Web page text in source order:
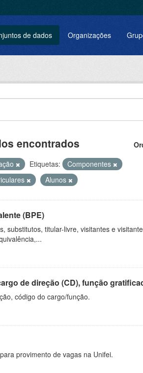
de dados Organizações
encontrados
Etiquetas:
Componentes
Alunos
(BPE)
substitutos, titular-livre, visitantes e
de direção (CD), função
código do cargo/função.
provimento de vagas na Unifei.